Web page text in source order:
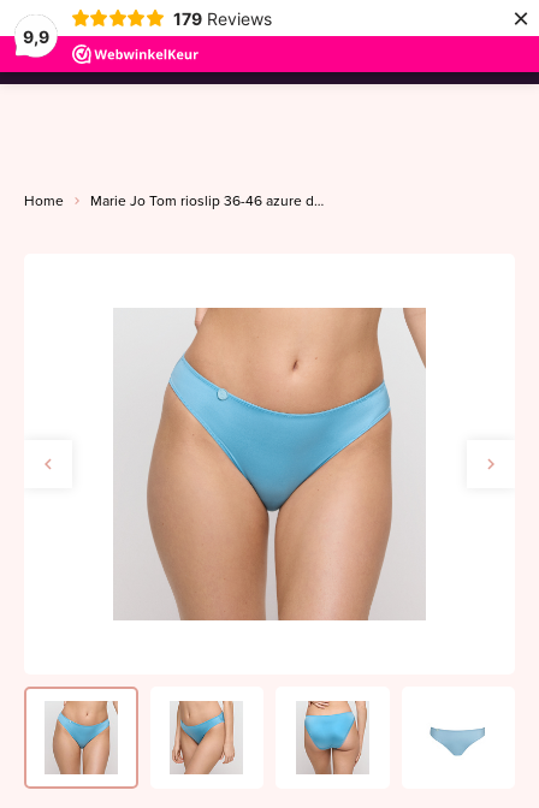
9,9
179 Reviews ×
menu
Home Marie Jo Tom rioslip 36-46 azure delight